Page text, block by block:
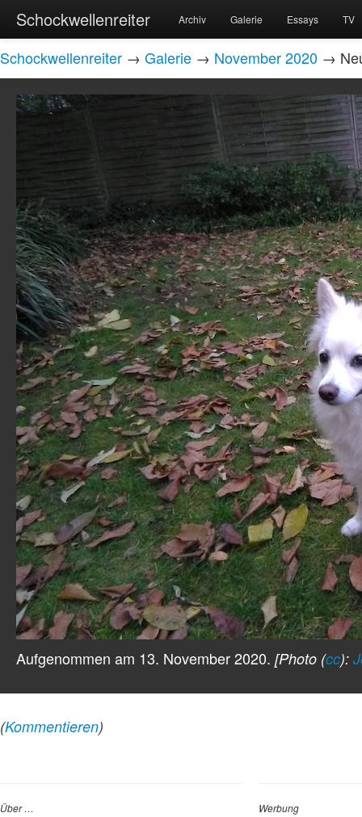
Schockwellenreiter Archiv Galerie Essays TV
Schockwellenreiter → Galerie → November 2020 →
Aufgenommen am 13. November 2020. [Photo (cc):
(Kommentieren)
Über …
Werbung